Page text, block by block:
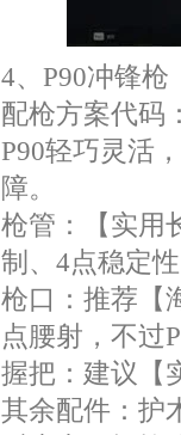
4、P90冲锋枪
配枪方案代码
P90轻巧灵活
障。
枪管：【实用
制、4点稳定
枪口：推荐【
点腰射，不过
握把：建议【
其余配件：护